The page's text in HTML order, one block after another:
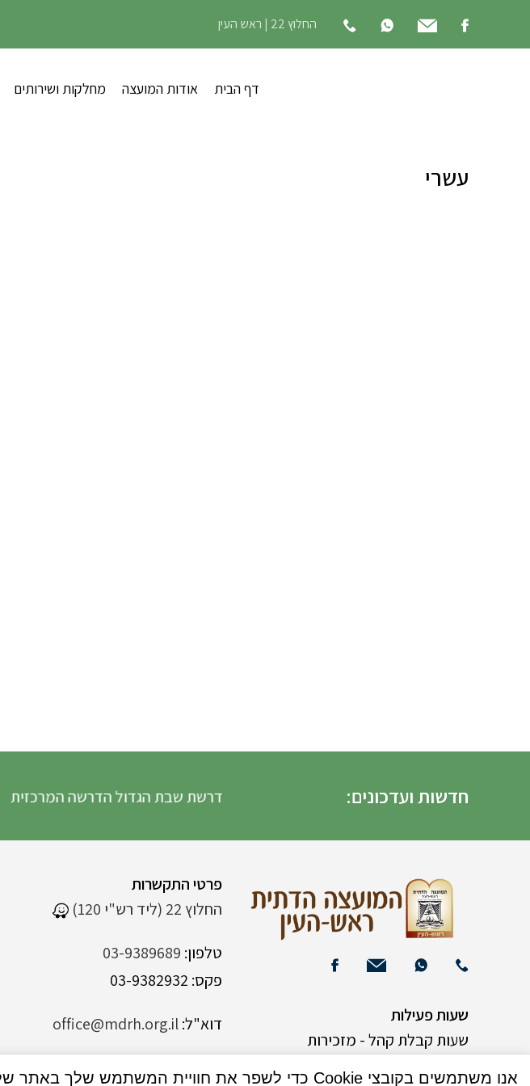
החלוץ 22 | ראש העין
דף הבית אודות המועצה מחלקות ושירותים
עשרי
חדשות ועדכונים: דרשת שבת הגדול הדרשה המרכזית
פרטי התקשרות
החלוץ 22 (ליד רש"י 120)
טלפון: 03-9389689
פקס: 03-9382932
דוא"ל:office@mdrh.org.il
שעות פעילות
שעות קבלת קהל - מזכירות
אנו משתמשים בקובצי Cookie כדי לשפר את חוויית המשתמש שלך באתר שלנו. על ידי גלישה באתר זה, הנך מסכים לשימוש שלנו בקובצי Cookie.